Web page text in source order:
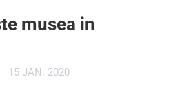
musea in
15 JAN. 2020